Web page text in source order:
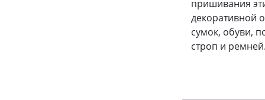
пришивания
декоративной
сумок, обуви,
строп и